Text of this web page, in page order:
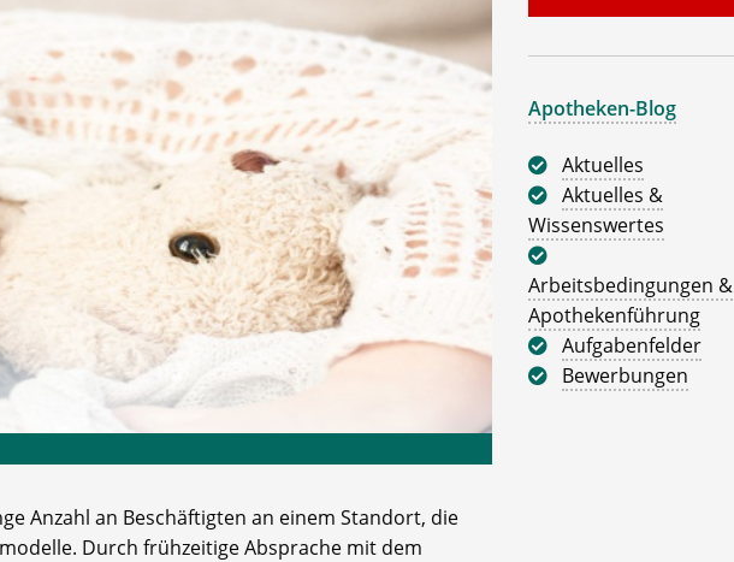
Anzahl an Beschäftigten an einem Standort, die
Durch frühzeitige Absprache mit dem
Apotheken-Blog
Aktuelles
Aktuelles &
Wissenswertes
Arbeitsbedingungen &
Apothekenführung
Aufgabenfelder
Bewerbungen